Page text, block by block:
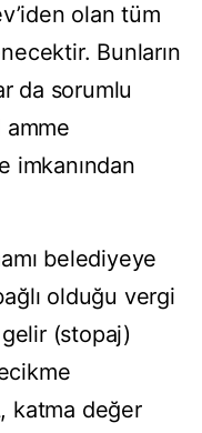
olan tüm
Bunların
da sorumlu
amme
imkanından
belediyeye
olduğu vergi
(stopaj)
katma değer